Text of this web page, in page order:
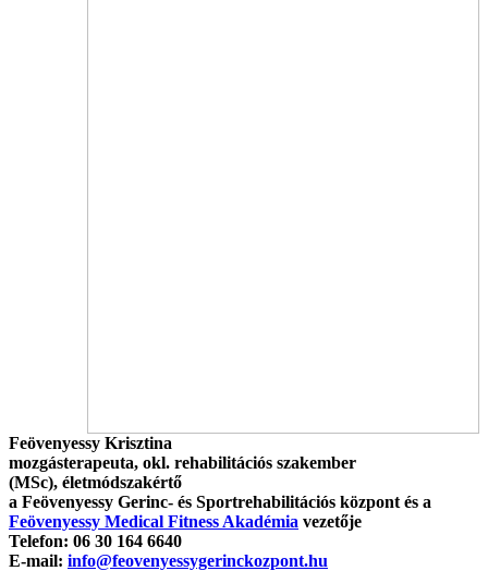
Feövenyessy Krisztina
mozgásterapeuta, okl. rehabilitációs szakember
(MSc), életmódszakértő
a Feövenyessy Gerinc- és Sportrehabilitációs központ és a
Feövenyessy Medical Fitness Akadémia vezetője
Telefon: 06 30 164 6640
E-mail: info@feovenyessygerinckozpont.hu